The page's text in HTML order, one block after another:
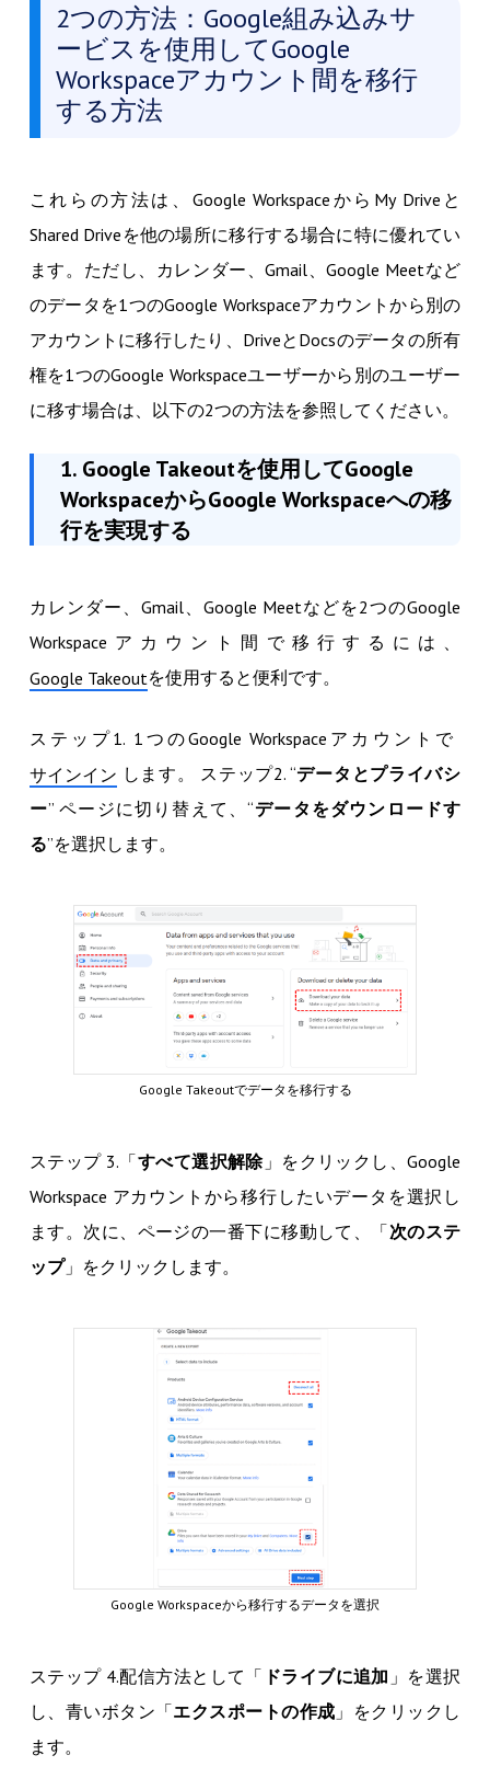
2つの方法：Google組み込みサ
ービスを使用してGoogle
Workspaceアカウント間を移行
する方法
これらの方法は、Google WorkspaceからMy Driveと
Shared Driveを他の場所に移行する場合に特に優れてい
ます。ただし、カレンダー、Gmail、Google Meetなど
のデータを1つのGoogle Workspaceアカウントから別の
アカウントに移行したり、DriveとDocsのデータの所有
権を1つのGoogle Workspaceユーザーから別のユーザー
に移す場合は、以下の2つの方法を参照してください。
1. Google Takeoutを使用してGoogle
WorkspaceからGoogle Workspaceへの移
行を実現する
カレンダー、Gmail、Google Meetなどを2つのGoogle
Workspaceアカウント間で移行するには、
Google Takeoutを使用すると便利です。
ステップ1. 1つのGoogle Workspaceアカウントで
サインイン します。 ステップ2. “データとプライバシ
ー” ページに切り替えて、“データをダウンロードす
る”を選択します。
Google Takeoutでデータを移行する
ステップ 3.「すべて選択解除」をクリックし、Google
Workspace アカウントから移行したいデータを選択し
ます。次に、ページの一番下に移動して、「次のステ
ップ」をクリックします。
Google Workspaceから移行するデータを選択
ステップ 4.配信方法として「 ドライブに追加 」を選択
し、青いボタン「エクスポートの作成 」をクリックし
ます。